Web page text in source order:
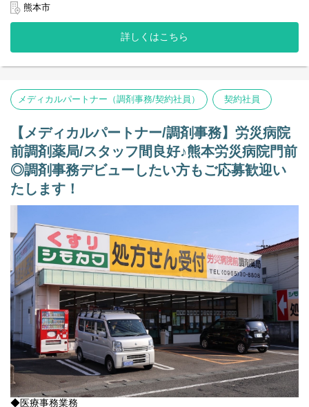
※事務複数名体制での店舗となります。
EMへの変更の予定がございます。
＜店舗情報＞
◆処方箋枚数 80～110枚／日
◆薬剤師：正社員3人、パート1名
アロマ香る、ヒーリングミュージックも流れる、木目調の落ち着
いた雰囲気の店舗です。
小山内科クリニック、フォーシーズンズレディースクリニック、
くまもとブレストクリニックという、「女性患者様」が多くお越
しになる店舗です。
【その他の補足事項】
1) 従事すべき業務の変更の範囲
変更なし
2) 就業場所の変更の範囲
転勤の可能性あり（通勤可能範囲）
3)雇用期間1年（原則更新）
※正社員登用は入社3ヵ月後を予定、正社員は無期雇用（個人の能
力に依る）
熊本市
詳しくはこちら
メディカルパートナー（調剤事務/契約社員） 契約社員
【メディカルパートナー/調剤事務】労災病院
前調剤薬局/スタッフ間良好♪熊本労災病院門前
◎調剤事務デビューしたい方もご応募歓迎い
たします！
◆医療事務業務